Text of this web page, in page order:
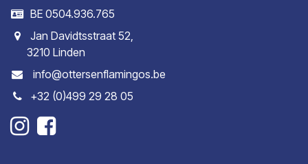
BE 0504.936.765
Jan Davidtsstraat 52,
3210 Linden
info@ottersenflamingos.be
+32 (0)499 29 28 05